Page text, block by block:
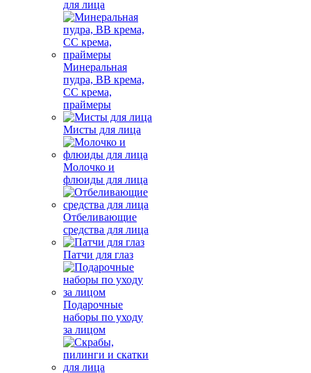
для лица
Минеральная
пудра, BB крема,
СС крема,
праймеры
Мисты для лица
Молочко и
флюиды для лица
Отбеливающие
средства для лица
Патчи для глаз
Подарочные
наборы по уходу
за лицом